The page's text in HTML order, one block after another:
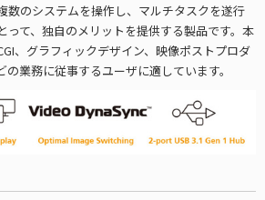
数のシステムを操作し、マルチタスクを遂行
って、独自のメリットを提供する製品です。本
、グラフィックデザイン、映像ポストプロダ
業務に従事するユーザに適しています。